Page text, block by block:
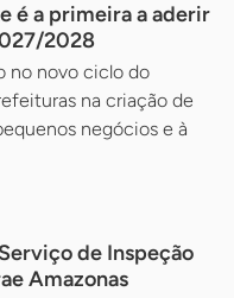
é a primeira a aderir
2028
no novo ciclo do
na criação de
negócios e à
de Inspeção
Amazonas